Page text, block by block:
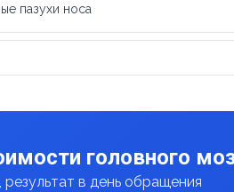
пазухи носа
головного
в день обращения